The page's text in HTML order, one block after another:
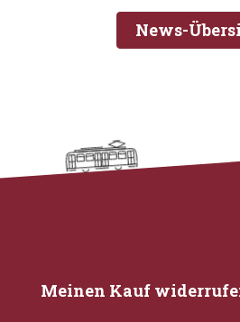
News-
Kontaktdaten und
Meinen Kauf